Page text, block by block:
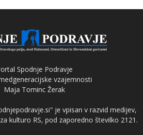
Spodnje Podravje
vzajemnosti
Maja Tominc Žerak
je vpisan v razvid medijev,
kulturo RS, pod zaporedno številko 2121.